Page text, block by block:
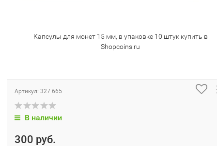
Капсулы для монет 15 мм, в упаковке 10 штук купить в
Shopcoins.ru
Артикул: 327 665
В наличии
300 руб.